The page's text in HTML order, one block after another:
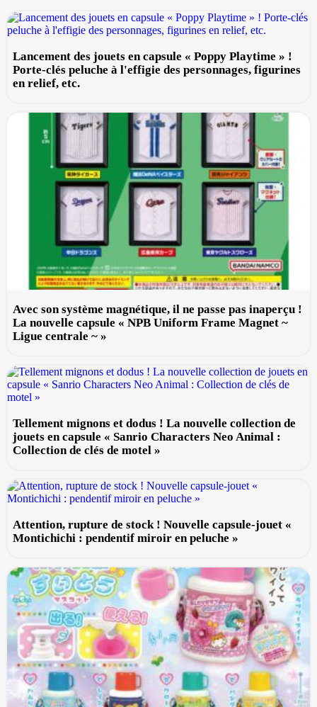
Lancement des jouets en capsule « Poppy Playtime » !
Porte-clés peluche à l'effigie des personnages, figurines
en relief, etc.
Avec son système magnétique, il ne passe pas inaperçu !
La nouvelle capsule « NPB Uniform Frame Magnet ~
Ligue centrale ~ »
Tellement mignons et dodus ! La nouvelle collection de
jouets en capsule « Sanrio Characters Neo Animal :
Collection de clés de motel »
Attention, rupture de stock ! Nouvelle capsule-jouet «
Montichichi : pendentif miroir en peluche »